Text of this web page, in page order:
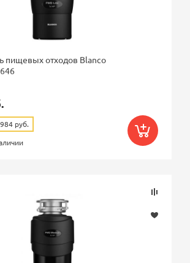
по Москве
к посудомоечной машине
пищевых отходов Blanco
руб.